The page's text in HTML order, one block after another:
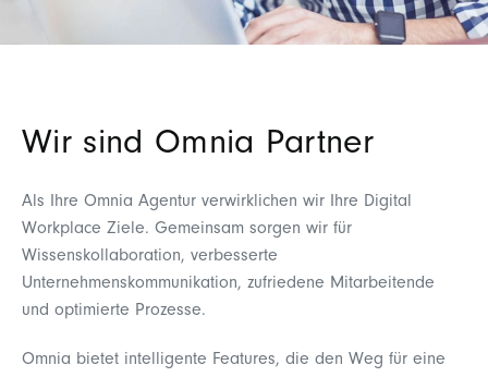
Wir sind Omnia Partner
Als Ihre Omnia Agentur verwirklichen wir Ihre Digital
Workplace Ziele. Gemeinsam sorgen wir für
Wissenskollaboration, verbesserte
Unternehmenskommunikation, zufriedene Mitarbeitende
und optimierte Prozesse.
Omnia bietet intelligente Features, die den Weg für eine